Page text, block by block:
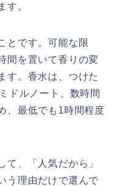
す。
とです。可能な限
間を置いて香りの変
す。香水は、つけた
ドルノート、数時間
、最低でも1時間程度
て、「人気だから」
う理由だけで選んで